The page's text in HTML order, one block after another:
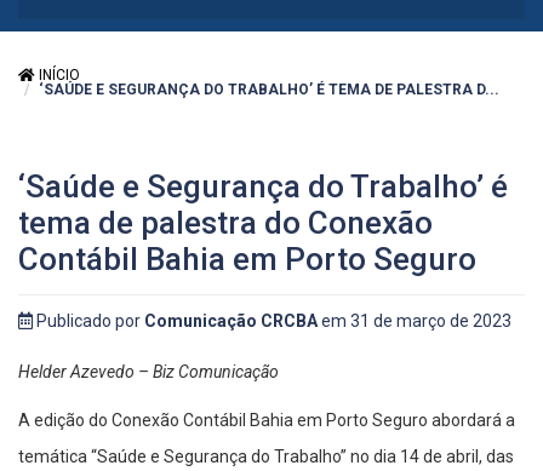
INÍCIO
‘SAÚDE E SEGURANÇA DO TRABALHO’ É TEMA DE PALESTRA D...
‘Saúde e Segurança do Trabalho’ é
tema de palestra do Conexão
Contábil Bahia em Porto Seguro
Publicado por Comunicação CRCBAem 31 de março de 2023
Helder Azevedo – Biz Comunicação
A edição do Conexão Contábil Bahia em Porto Seguro abordará a
temática “Saúde e Segurança do Trabalho” no dia 14 de abril, das